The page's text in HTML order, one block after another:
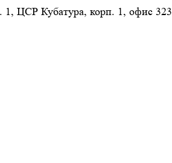
1, ЦСР Кубатура, корп. 1, офис 323